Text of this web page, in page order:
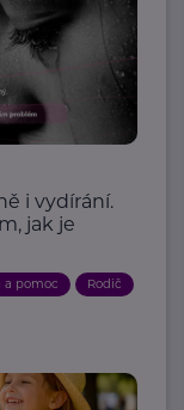
i vydírání.
jak je
a pomoc Rodič